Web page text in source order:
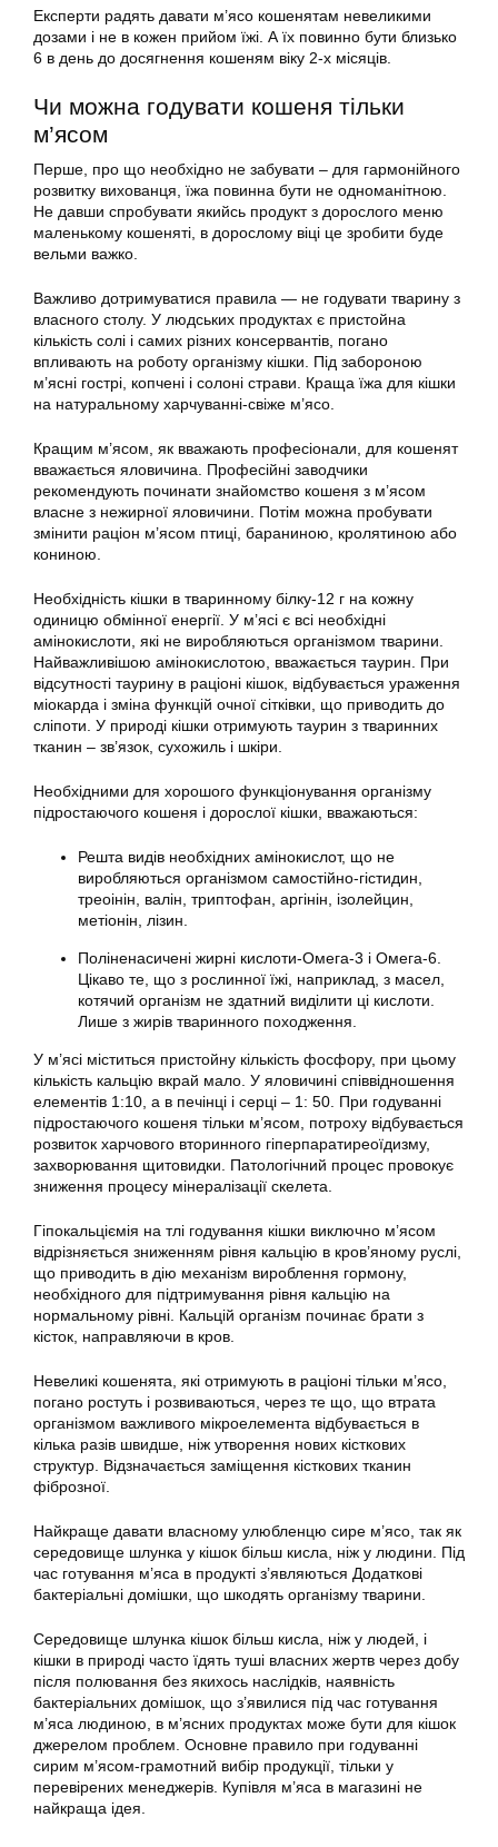
Експерти радять давати м’ясо кошенятам невеликими
дозами і не в кожен прийом їжі. А їх повинно бути близько
6 в день до досягнення кошеням віку 2-х місяців.
Чи можна годувати кошеня тільки
м’ясом
Перше, про що необхідно не забувати – для гармонійного
розвитку вихованця, їжа повинна бути не одноманітною.
Не давши спробувати якийсь продукт з дорослого меню
маленькому кошеняті, в дорослому віці це зробити буде
вельми важко.
Важливо дотримуватися правила — не годувати тварину з
власного столу. У людських продуктах є пристойна
кількість солі і самих різних консервантів, погано
впливають на роботу організму кішки. Під забороною
м’ясні гострі, копчені і солоні страви. Краща їжа для кішки
на натуральному харчуванні-свіже м’ясо.
Кращим м’ясом, як вважають професіонали, для кошенят
вважається яловичина. Професійні заводчики
рекомендують починати знайомство кошеня з м’ясом
власне з нежирної яловичини. Потім можна пробувати
змінити раціон м’ясом птиці, бараниною, кролятиною або
кониною.
Необхідність кішки в тваринному білку-12 г на кожну
одиницю обмінної енергії. У м’ясі є всі необхідні
амінокислоти, які не виробляються організмом тварини.
Найважливішою амінокислотою, вважається таурин. При
відсутності таурину в раціоні кішок, відбувається ураження
міокарда і зміна функцій очної сітківки, що приводить до
сліпоти. У природі кішки отримують таурин з тваринних
тканин – зв’язок, сухожиль і шкіри.
Необхідними для хорошого функціонування організму
підростаючого кошеня і дорослої кішки, вважаються:
Решта видів необхідних амінокислот, що не
виробляються організмом самостійно-гістидин,
треоінін, валін, триптофан, аргінін, ізолейцин,
метіонін, лізин.
Поліненасичені жирні кислоти-Омега-3 і Омега-6.
Цікаво те, що з рослинної їжі, наприклад, з масел,
котячий організм не здатний виділити ці кислоти.
Лише з жирів тваринного походження.
У м’ясі міститься пристойну кількість фосфору, при цьому
кількість кальцію вкрай мало. У яловичині співвідношення
елементів 1:10, а в печінці і серці – 1: 50. При годуванні
підростаючого кошеня тільки м’ясом, потроху відбувається
розвиток харчового вторинного гіперпаратиреоїдизму,
захворювання щитовидки. Патологічний процес провокує
зниження процесу мінералізації скелета.
Гіпокальціємія на тлі годування кішки виключно м’ясом
відрізняється зниженням рівня кальцію в кров’яному руслі,
що приводить в дію механізм вироблення гормону,
необхідного для підтримування рівня кальцію на
нормальному рівні. Кальцій організм починає брати з
кісток, направляючи в кров.
Невеликі кошенята, які отримують в раціоні тільки м’ясо,
погано ростуть і розвиваються, через те що, що втрата
організмом важливого мікроелемента відбувається в
кілька разів швидше, ніж утворення нових кісткових
структур. Відзначається заміщення кісткових тканин
фіброзної.
Найкраще давати власному улюбленцю сире м’ясо, так як
середовище шлунка у кішок більш кисла, ніж у людини. Під
час готування м’яса в продукті з’являються Додаткові
бактеріальні домішки, що шкодять організму тварини.
Середовище шлунка кішок більш кисла, ніж у людей, і
кішки в природі часто їдять туші власних жертв через добу
після полювання без якихось наслідків, наявність
бактеріальних домішок, що з’явилися під час готування
м’яса людиною, в м’ясних продуктах може бути для кішок
джерелом проблем. Основне правило при годуванні
сирим м’ясом-грамотний вибір продукції, тільки у
перевірених менеджерів. Купівля м’яса в магазині не
найкраща ідея.